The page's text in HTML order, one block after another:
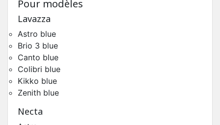
Pour modèles
Lavazza
Astro blue
Brio 3 blue
Canto blue
Colibri blue
Kikko blue
Zenith blue
Necta